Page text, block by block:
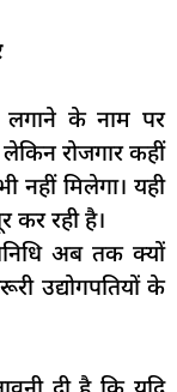
लगाने के नाम पर
लेकिन रोजगार कहीं
नहीं मिलेगा। यही
कर रही है।
अब तक क्यों
उद्योगपतियों के